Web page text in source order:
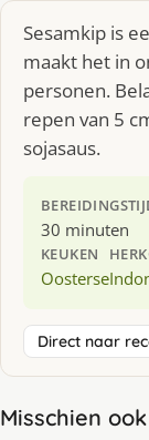
Sesamkip is
maakt het in
personen.
repen van 5
sojasaus.
30 minuten
KEUKEN
Oosterse
Direct naar
Misschien